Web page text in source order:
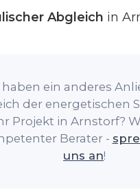
Abgleich in
haben ein anderes
der energetischen
Projekt in Arnstorf?
Berater -
uns an!